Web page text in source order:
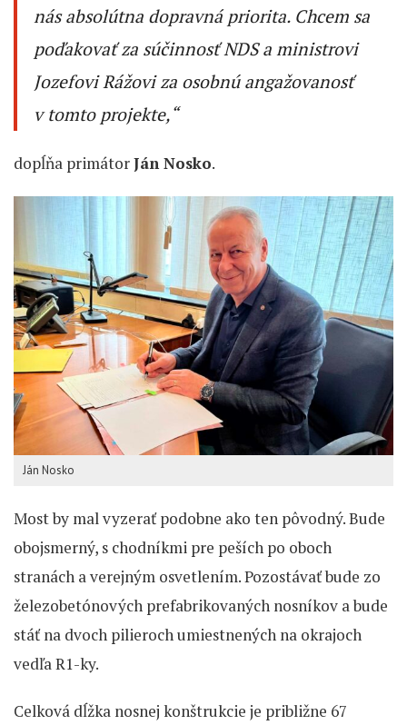
nás absolútna dopravná priorita. Chcem sa
poďakovať za súčinnosť NDS a ministrovi
Jozefovi Rážovi za osobnú angažovanosť
v tomto projekte,“
dopĺňa primátorJán Nosko.
Ján Nosko
Most by mal vyzerať podobne ako ten pôvodný. Bude
obojsmerný, s chodníkmi pre peších po oboch
stranách a verejným osvetlením. Pozostávať bude zo
železobetónových prefabrikovaných nosníkov a bude
stáť na dvoch pilieroch umiestnených na okrajoch
vedľa R1-ky.
Celková dĺžka nosnej konštrukcie je približne 67